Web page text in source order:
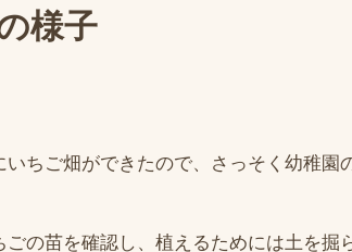
様子
ちご畑ができたので、さっそく幼稚園
ごの苗を確認し、植えるためには土を掘